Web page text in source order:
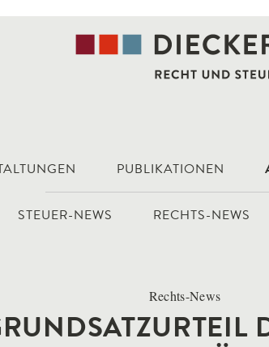
PUBLIKATIONEN
STEUER-NEWS RECHTS-NEWS
Rechts-News